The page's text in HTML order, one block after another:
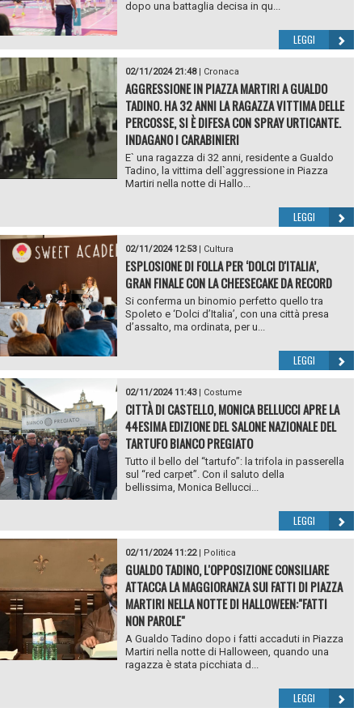
dopo una battaglia decisa in qu...
LEGGI
02/11/2024 21:48| Cronaca
AGGRESSIONE IN PIAZZA MARTIRI A GUALDO
TADINO. HA 32 ANNI LA RAGAZZA VITTIMA DELLE
PERCOSSE, SI È DIFESA CON SPRAY URTICANTE.
INDAGANO I CARABINIERI
E` una ragazza di 32 anni, residente a Gualdo
Tadino, la vittima dell`aggressione in Piazza
Martiri nella notte di Hallo...
LEGGI
02/11/2024 12:53| Cultura
ESPLOSIONE DI FOLLA PER ‘DOLCI D'ITALIA’,
GRAN FINALE CON LA CHEESECAKE DA RECORD
Si conferma un binomio perfetto quello tra
Spoleto e ‘Dolci d’Italia’, con una città presa
d’assalto, ma ordinata, per u...
LEGGI
02/11/2024 11:43| Costume
CITTÀ DI CASTELLO, MONICA BELLUCCI APRE LA
44ESIMA EDIZIONE DEL SALONE NAZIONALE DEL
TARTUFO BIANCO PREGIATO
Tutto il bello del “tartufo”: la trifola in passerella
sul “red carpet”. Con il saluto della
bellissima, Monica Bellucci...
LEGGI
02/11/2024 11:22| Politica
GUALDO TADINO, L'OPPOSIZIONE CONSILIARE
ATTACCA LA MAGGIORANZA SUI FATTI DI PIAZZA
MARTIRI NELLA NOTTE DI HALLOWEEN:"FATTI
NON PAROLE"
A Gualdo Tadino dopo i fatti accaduti in Piazza
Martiri nella notte di Halloween, quando una
ragazza è stata picchiata d...
LEGGI